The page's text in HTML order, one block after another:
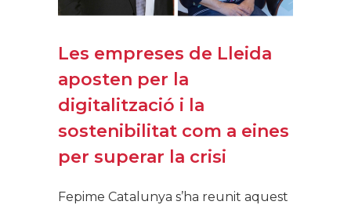
Les empreses de Lleida
aposten per la
digitalització i la
sostenibilitat com a eines
per superar la crisi
Fepime Catalunya s’ha reunit aquest